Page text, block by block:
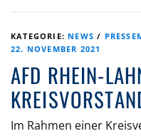
KATEGORIE: NEWS /
22. NOVEMBER 2021
AFD RHEIN-
Im Rahmen einer